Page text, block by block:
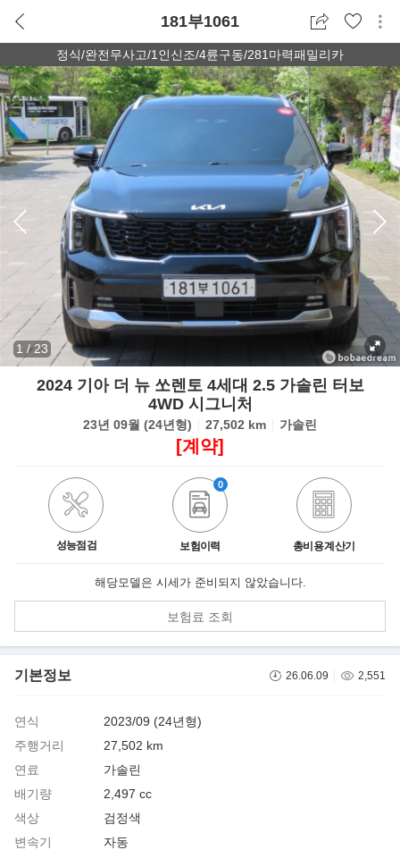
181부1061
정식/완전무사고/1인신조/4륜구동/281마력패밀리카
1 /23
2024 기아 더 뉴 쏘렌토 4세대 2.5 가솔린 터보
4WD 시그니처
23년 09월 (24년형) 27,502 km 가솔린
[계약]
성능점검 보험이력
0
총비용 계산기
해당모델은 시세가 준비되지 않았습니다.
보험료 조회
기본정보 26.06.09 2,551
연식
2023/09 (24년형)
주행거리
27,502 km
연료
가솔린
배기량
2,497 cc
색상
검정색
변속기
자동